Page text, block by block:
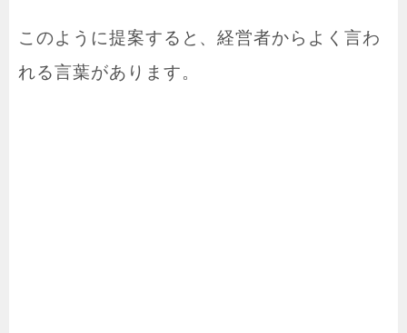
このように提案すると、経営者からよく言わ
れる言葉があります。